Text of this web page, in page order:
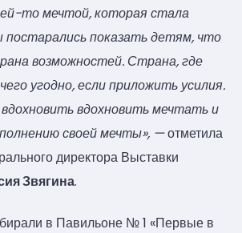
то мечтой, которая стала
показать детям, что
возможностей. Страна, где
угодно, если приложить усилия.
вдохновить мечтать и
своей мечты», —отметила
директора Выставки
Звягина.
в Павильоне № 1 «Первые в